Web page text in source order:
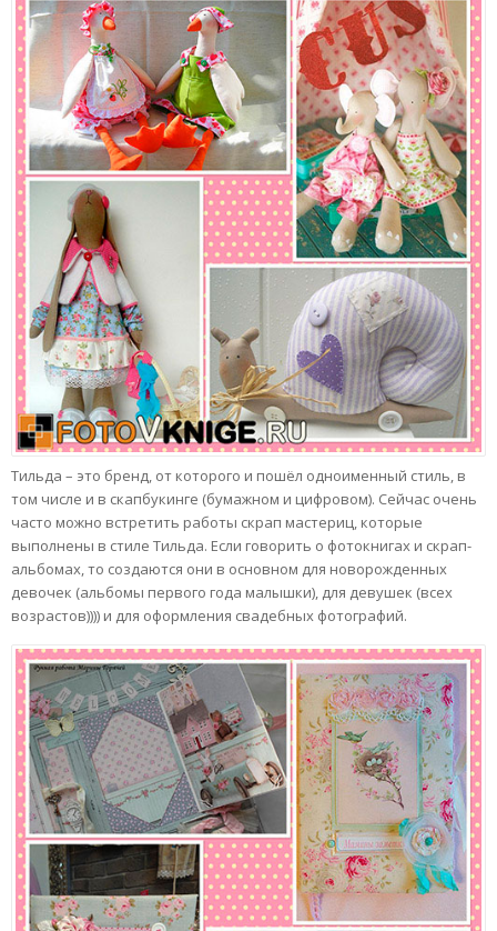
Тильда – это бренд, от которого и пошёл одноименный стиль, в
том числе и в скапбукинге (бумажном и цифровом). Сейчас очень
часто можно встретить работы скрап мастериц, которые
выполнены в стиле Тильда. Если говорить о фотокнигах и скрап-
альбомах, то создаются они в основном для новорожденных
девочек (альбомы первого года малышки), для девушек (всех
возрастов)))) и для оформления свадебных фотографий.